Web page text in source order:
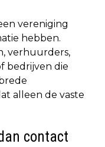
vereniging
hebben.
verhuurders,
bedrijven die
alleen de vaste
contact